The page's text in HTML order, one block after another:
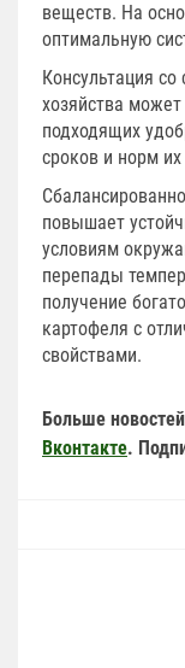
веществ. На
оптимальную
Консультация
хозяйства
подходящих
сроков и норм
повышает
условиям
перепады
получение
картофеля с
свойствами.
Больше
Вконтакте.